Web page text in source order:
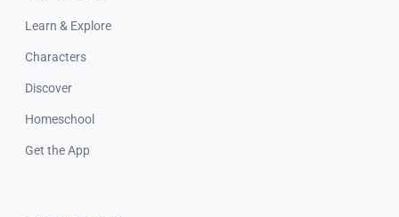
Learn & Explore
Characters
Discover
Homeschool
Get the App